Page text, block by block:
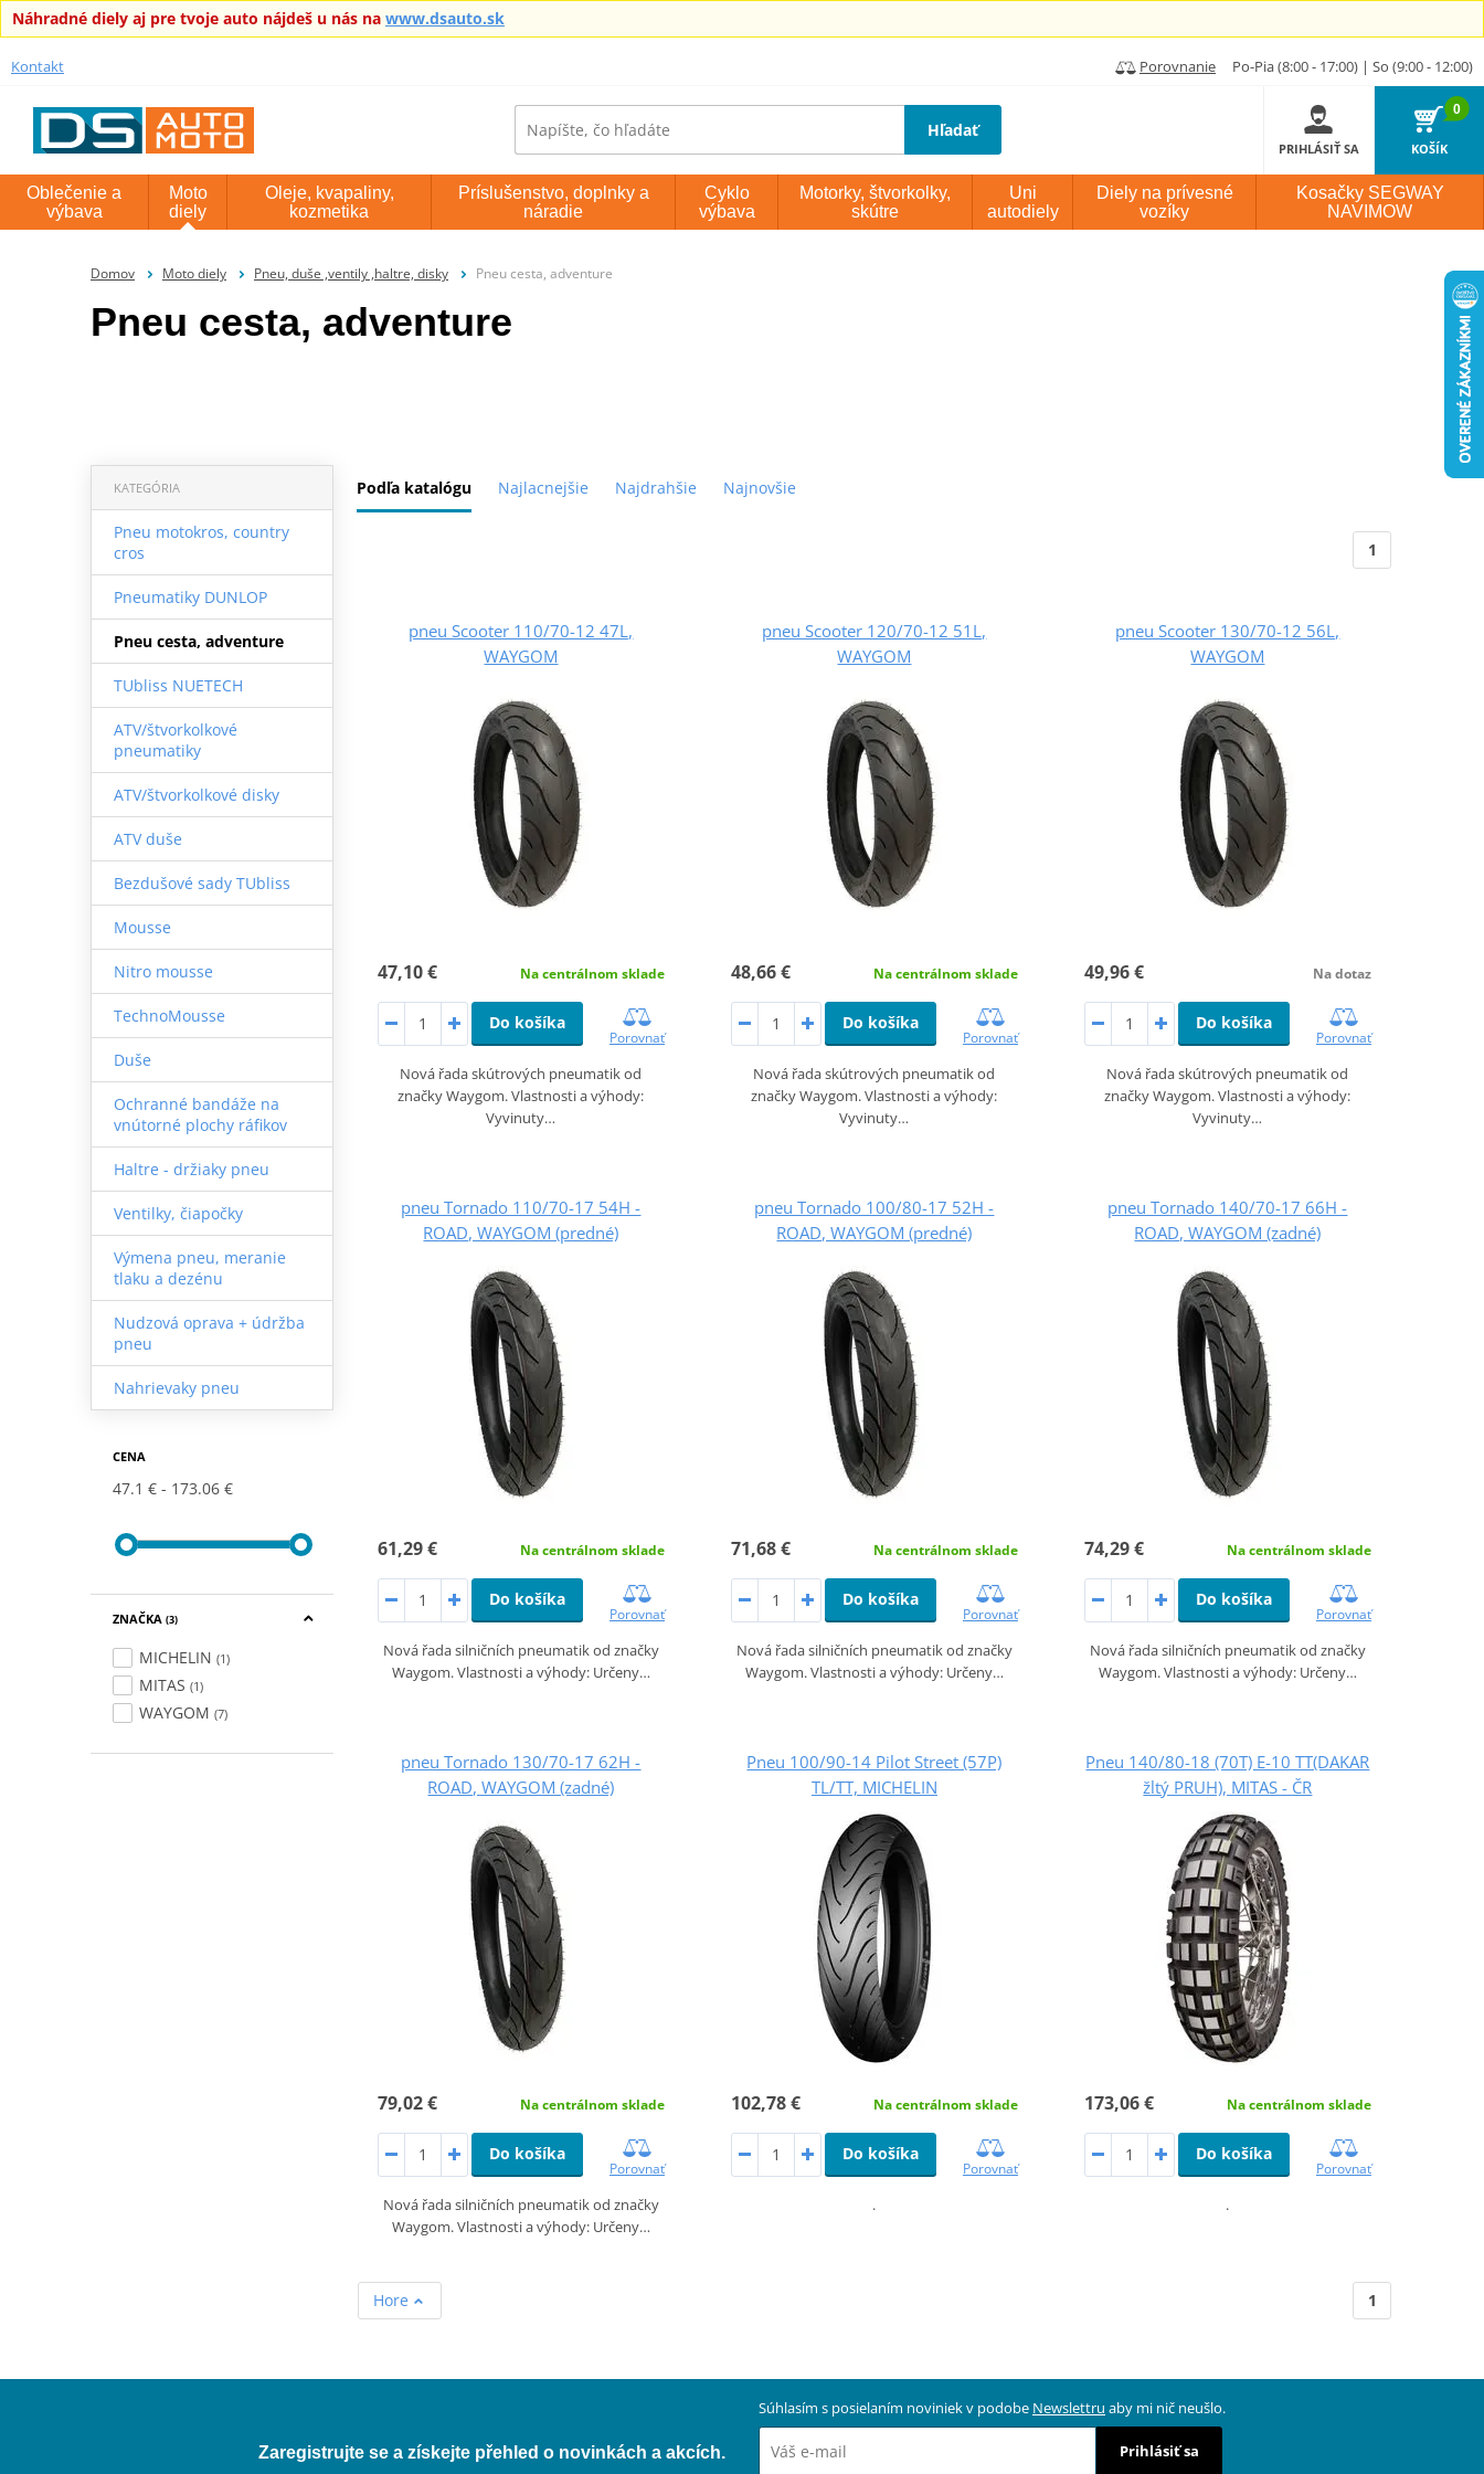
Náhradné diely aj pre tvoje auto nájdeš u nás na www.dsauto.sk
Kontakt Porovnanie Po-Pia (8:00 - 17:00) | So (9:00 - 12:00)
Hľadať
PRIHLÁSIŤ SA
0
KOŠÍK
Oblečenie a
výbava
Moto
diely
Oleje, kvapaliny,
kozmetika
Príslušenstvo, doplnky a
náradie
Cyklo
výbava
Motorky, štvorkolky,
skútre
Uni
autodiely
Diely na prívesné
vozíky
Kosačky SEGWAY
NAVIMOW
Domov Moto diely Pneu, duše ,ventily ,haltre, disky Pneu cesta, adventure
Pneu cesta, adventure
Podľa katalógu Najlacnejšie Najdrahšie Najnovšie
KATEGÓRIA
Pneu motokros, country
cros
Pneumatiky DUNLOP
Pneu cesta, adventure
TUbliss NUETECH
ATV/štvorkolkové
pneumatiky
ATV/štvorkolkové disky
ATV duše
Bezdušové sady TUbliss
Mousse
Nitro mousse
TechnoMousse
Duše
Ochranné bandáže na
vnútorné plochy ráfikov
Haltre - držiaky pneu
Ventilky, čiapočky
Výmena pneu, meranie
tlaku a dezénu
Nudzová oprava + údržba
pneu
Nahrievaky pneu
CENA
47.1 € 173.06 €
ZNAČKA (3)
MICHELIN (1)
MITAS (1)
WAYGOM (7)
1
pneu Scooter 110/70-12 47L,
WAYGOM
47,10 € Na centrálnom sklade
Do košíka
Porovnať
Nová řada skútrových pneumatik od
značky Waygom. Vlastnosti a výhody:
Vyvinuty…
pneu Scooter 120/70-12 51L,
WAYGOM
48,66 € Na centrálnom sklade
Do košíka
Porovnať
Nová řada skútrových pneumatik od
značky Waygom. Vlastnosti a výhody:
Vyvinuty…
pneu Scooter 130/70-12 56L,
WAYGOM
49,96 € Na dotaz
Do košíka
Porovnať
Nová řada skútrových pneumatik od
značky Waygom. Vlastnosti a výhody:
Vyvinuty…
pneu Tornado 110/70-17 54H -
ROAD, WAYGOM (predné)
61,29 € Na centrálnom sklade
Do košíka
Porovnať
Nová řada silničních pneumatik od značky
Waygom. Vlastnosti a výhody: Určeny…
pneu Tornado 100/80-17 52H -
ROAD, WAYGOM (predné)
71,68 € Na centrálnom sklade
Do košíka
Porovnať
Nová řada silničních pneumatik od značky
Waygom. Vlastnosti a výhody: Určeny…
pneu Tornado 140/70-17 66H -
ROAD, WAYGOM (zadné)
74,29 € Na centrálnom sklade
Do košíka
Porovnať
Nová řada silničních pneumatik od značky
Waygom. Vlastnosti a výhody: Určeny…
pneu Tornado 130/70-17 62H -
ROAD, WAYGOM (zadné)
79,02 € Na centrálnom sklade
Do košíka
Porovnať
Nová řada silničních pneumatik od značky
Waygom. Vlastnosti a výhody: Určeny…
Pneu 100/90-14 Pilot Street (57P)
TL/TT, MICHELIN
102,78 € Na centrálnom sklade
Do košíka
Porovnať
.
Pneu 140/80-18 (70T) E-10 TT(DAKAR
žltý PRUH), MITAS - ČR
173,06 € Na centrálnom sklade
Do košíka
Porovnať
.
1
Hore
Zaregistrujte se a získejte přehled o novinkách a akcích.
Súhlasím s posielaním noviniek v podobe Newslettru aby mi nič neušlo.
Prihlásiť sa